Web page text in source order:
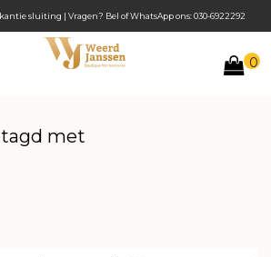
0
sluiting | Vragen? Bel of WhatsApp ons: 030-6922292
met